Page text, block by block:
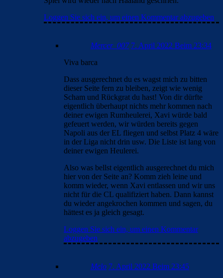
Loggen Sie sich ein, um einen Kommentar abzugeben
Mercer_007 7. April 2022 Beim 23:34
Viva barca
Dass ausgerechnet du es wagst mich zu bitten
dieser Seite fern zu bleiben, zeigt wie wenig
Scham und Rückgrat du hast! Von dir dürfte
eigentlich überhaupt nichts mehr kommen nach
deiner ewigen Rumheulerei, Xavi würde bald
gefeuert werden, wir würden bereits gegen
Napoli aus der EL fliegen und selbst Platz 4 wäre
in der Liga nicht drin usw. Die Liste ist lang von
deiner ewigen Heulerei.
Also was bellst eigentlich ausgerechnet du mich
hier von der Seite an? Komm zieh leine und
komm wieder, wenn Xavi entlassen und wir uns
nicht für die CL qualifiziert haben. Dann kannst
du wieder angekrochen kommen und sagen, du
hättest es ja gleich gesagt.
Loggen Sie sich ein, um einen Kommentar
abzugeben
Melo 7. April 2022 Beim 23:45